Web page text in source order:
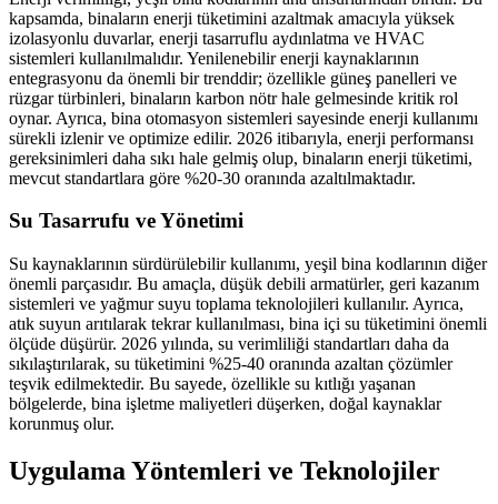
kapsamda, binaların enerji tüketimini azaltmak amacıyla yüksek
izolasyonlu duvarlar, enerji tasarruflu aydınlatma ve HVAC
sistemleri kullanılmalıdır. Yenilenebilir enerji kaynaklarının
entegrasyonu da önemli bir trenddir; özellikle güneş panelleri ve
rüzgar türbinleri, binaların karbon nötr hale gelmesinde kritik rol
oynar. Ayrıca, bina otomasyon sistemleri sayesinde enerji kullanımı
sürekli izlenir ve optimize edilir. 2026 itibarıyla, enerji performansı
gereksinimleri daha sıkı hale gelmiş olup, binaların enerji tüketimi,
mevcut standartlara göre %20-30 oranında azaltılmaktadır.
Su Tasarrufu ve Yönetimi
Su kaynaklarının sürdürülebilir kullanımı, yeşil bina kodlarının diğer
önemli parçasıdır. Bu amaçla, düşük debili armatürler, geri kazanım
sistemleri ve yağmur suyu toplama teknolojileri kullanılır. Ayrıca,
atık suyun arıtılarak tekrar kullanılması, bina içi su tüketimini önemli
ölçüde düşürür. 2026 yılında, su verimliliği standartları daha da
sıkılaştırılarak, su tüketimini %25-40 oranında azaltan çözümler
teşvik edilmektedir. Bu sayede, özellikle su kıtlığı yaşanan
bölgelerde, bina işletme maliyetleri düşerken, doğal kaynaklar
korunmuş olur.
Uygulama Yöntemleri ve Teknolojiler